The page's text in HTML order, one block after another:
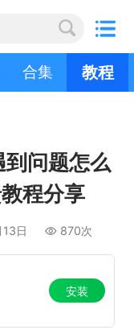
合集 教程
问题怎么
程分享
日 870次
安装